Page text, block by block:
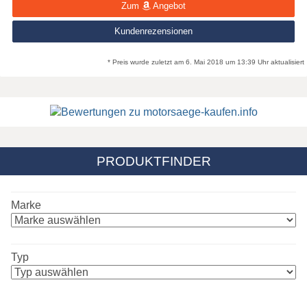
Zum Angebot
Kundenrezensionen
* Preis wurde zuletzt am 6. Mai 2018 um 13:39 Uhr aktualisiert
PRODUKTFINDER
Marke
Typ